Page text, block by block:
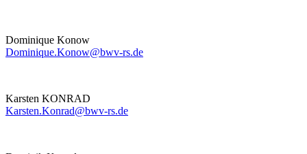
Dominique Konow
Dominique.Konow@bwv-rs.de
Karsten KONRAD
Karsten.Konrad@bwv-rs.de